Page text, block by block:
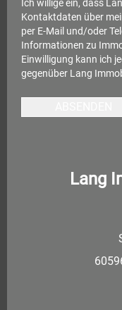
Ich willige ein, dass
Kontaktdaten über
per E-Mail und/oder
Informationen zu
Einwilligung kann ich
gegenüber Lang
Lang